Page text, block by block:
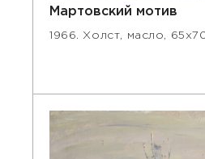
Мартовский мотив
1966. Холст, масло,